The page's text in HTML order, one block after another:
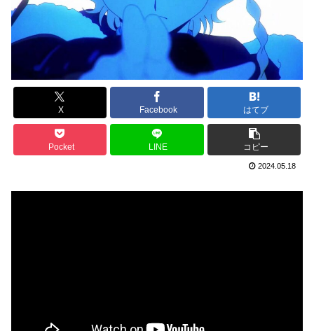
X Facebook はてブ
Pocket LINE コピー
2024.05.18